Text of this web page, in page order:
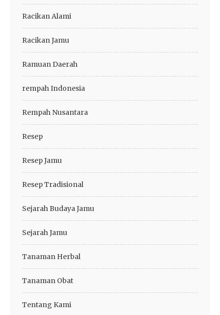
Racikan Alami
Racikan Jamu
Ramuan Daerah
rempah Indonesia
Rempah Nusantara
Resep
Resep Jamu
Resep Tradisional
Sejarah Budaya Jamu
Sejarah Jamu
Tanaman Herbal
Tanaman Obat
Tentang Kami